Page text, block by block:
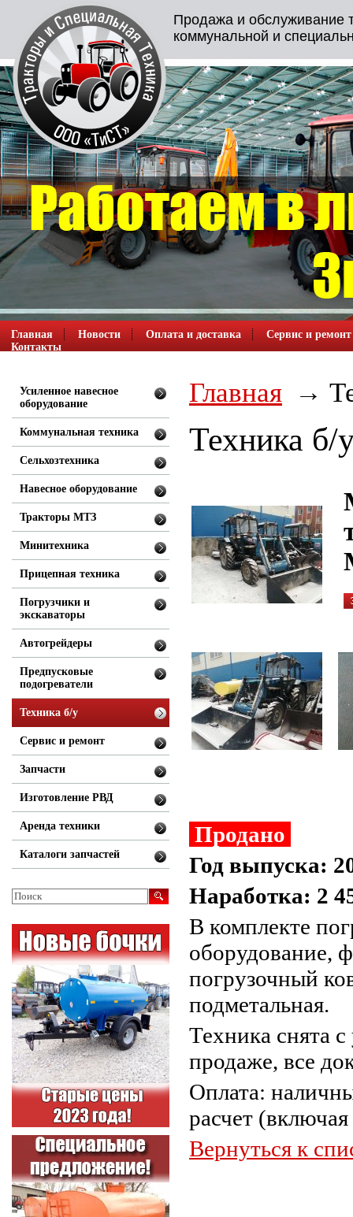
Продажа и обслуживание
коммунальной и
Главная Новости Оплата и доставка
Сервис и ремонт
Контакты
Главная
Техника б/
Продано
Год выпуска:
Наработка: 2
В комплекте
оборудование,
погрузочный
подметальная.
Техника снята с
продаже, все
Оплата:
расчет
Вернуться к
Усиленное навесное
оборудование
Коммунальная техника
Сельхозтехника
Навесное оборудование
Тракторы МТЗ
Минитехника
Прицепная техника
Погрузчики и
экскаваторы
Автогрейдеры
Предпусковые
подогреватели
Техника б/у
Сервис и ремонт
Запчасти
Изготовление РВД
Аренда техники
Каталоги запчастей